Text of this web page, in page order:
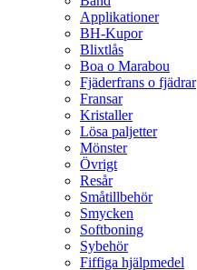
Applikationer
BH-Kupor
Blixtlås
Boa o Marabou
Fjäderfrans o fjädrar
Fransar
Kristaller
Lösa paljetter
Mönster
Övrigt
Resår
Småtillbehör
Smycken
Softboning
Sybehör
Fiffiga hjälpmedel